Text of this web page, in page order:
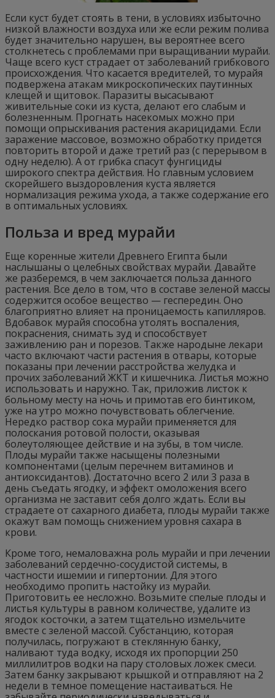
Если куст будет стоять в тени, в условиях избыточно
низкой влажности воздуха или же если режим полива
будет значительно нарушен, вы вероятнее всего
столкнетесь с проблемами при выращивании мурайи.
Чаще всего куст страдает от заболеваний грибкового
происхождения. Что касается вредителей, то мурайя
подвержена атакам микроскопических паутинных
клещей и щитовок. Паразиты высасывают
живительные соки из куста, делают его слабым и
болезненным. Прогнать насекомых можно при
помощи опрыскивания растения акарицидами. Если
заражение массовое, возможно обработку придется
повторить второй и даже третий раз (с перерывом в
одну неделю). А от грибка спасут фунгициды
широкого спектра действия. Но главным условием
скорейшего выздоровления куста является
нормализация режима ухода, а также содержание его
в оптимальных условиях.
Польза и вред мурайи
Еще коренные жители Древнего Египта были
наслышаны о целебных свойствах мурайи. Давайте
же разберемся, в чем заключается польза данного
растения. Все дело в том, что в составе зеленой массы
содержится особое вещество — геспередин. Оно
благоприятно влияет на проницаемость капилляров.
Вдобавок мурайя способна утолять воспаления,
покраснения, снимать зуд и способствует
заживлению ран и порезов. Также народыне лекари
часто включают части растения в отвары, которые
показаны при лечении расстройства желудка и
прочих заболеваний ЖКТ и кишечника. Листья можно
использовать и наружно. Так, приложив листок к
больному месту на ночь и примотав его бинтиком,
уже на утро можно почувствовать облегчение.
Нередко раствор сока мурайи применяется для
полоскания ротовой полости, оказывая
болеутоляющее действие и на зубы, в том числе.
Плоды мурайи также насыщены полезными
компонентами (целым перечнем витаминов и
антиоксидантов). Достаточно всего 2 или 3 раза в
день съедать ягодку, и эффект омоложения всего
организма не заставит себя долго ждать. Если вы
страдаете от сахарного диабета, плоды мурайи также
окажут вам помощь снижением уровня сахара в
крови.
Кроме того, немаловажна роль мурайи и при лечении
заболеваний сердечно-сосудистой системы, в
частности ишемии и гипертонии. Для этого
необходимо пропить настойку из мурайи.
Приготовить ее несложно. Возьмите спелые плоды и
листья культуры в равном количестве, удалите из
ягодок косточки, а затем тщательно измельчите
вместе с зеленой массой. Субстанцию, которая
получилась, погружают в стеклянную банку,
наливают туда водку, исходя их пропорции 250
миллилитров водки на пару столовых ложек смеси.
Затем банку закрывают крышкой и отправляют на 2
недели в темное помещение настаиваться. Не